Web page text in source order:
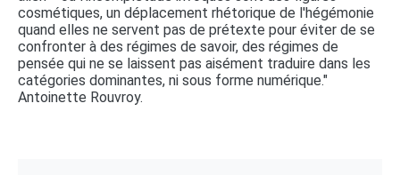
cosmétiques, un déplacement rhétorique de l'hégémonie
quand elles ne servent pas de prétexte pour éviter de se
confronter à des régimes de savoir, des régimes de
pensée qui ne se laissent pas aisément traduire dans les
catégories dominantes, ni sous forme numérique."
Antoinette Rouvroy.